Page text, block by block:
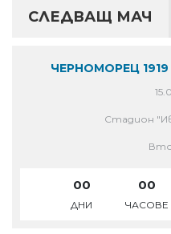
СЛЕДВАЩ МАЧ
ЧЕРНОМОРЕЦ
Стадион
00
ДНИ
00
ЧАСОВЕ